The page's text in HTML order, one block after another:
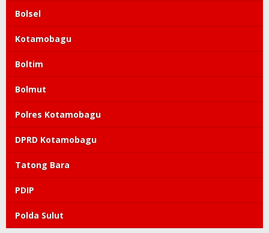
Bolsel
Kotamobagu
Boltim
Bolmut
Polres Kotamobagu
DPRD Kotamobagu
Tatong Bara
PDIP
Polda Sulut